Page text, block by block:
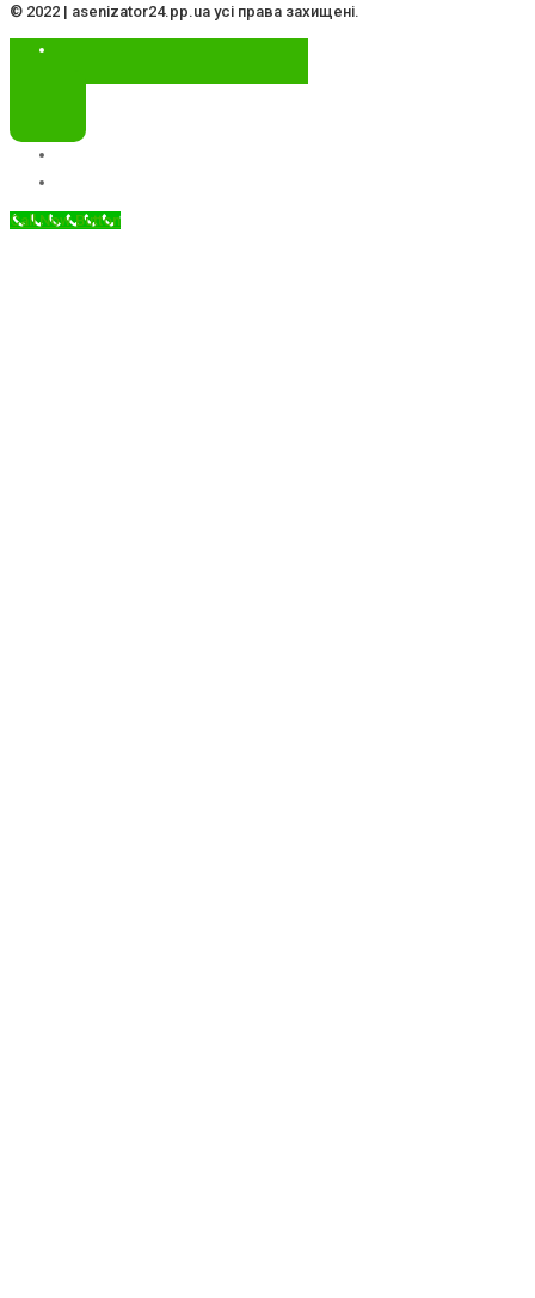
© 2022 | asenizator24.pp.ua усі права захищені.
Call Now Button